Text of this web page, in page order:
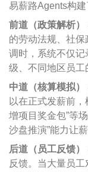
易薪路Agents构建
前道（政策解析）
的劳动法规、社
调时，系统不仅
级、不同地区员工
中道（核算模拟）
以在正式发薪前，
增项目奖金包”等
沙盘推演”能力让
后道（员工反馈）
反馈。当大量员